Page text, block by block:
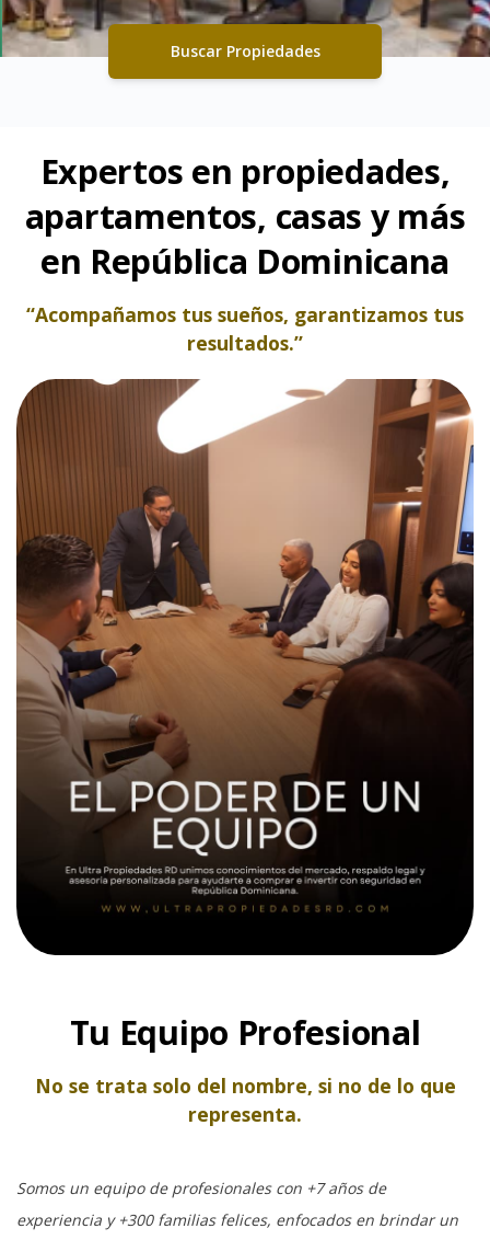
Buscar Propiedades
Expertos en propiedades,
apartamentos, casas y más
en República Dominicana
“Acompañamos tus sueños, garantizamos tus
resultados.”
Tu Equipo Profesional
No se trata solo del nombre, si no de lo que
representa.
Somos un equipo de profesionales con +7 años de
experiencia y +300 familias felices, enfocados en brindar un